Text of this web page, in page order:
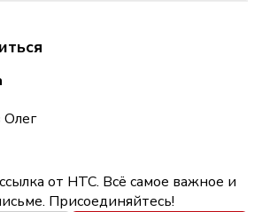
от НТС. Всё самое важное и
Присоединяйтесь!